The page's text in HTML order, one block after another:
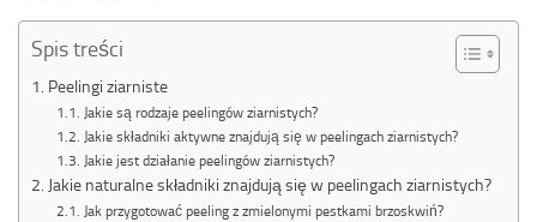
Spis treści
Peelingi ziarniste
Jakie są rodzaje peelingów ziarnistych?
Jakie składniki aktywne znajdują się w peelingach ziarnistych?
Jakie jest działanie peelingów ziarnistych?
Jakie naturalne składniki znajdują się w peelingach ziarnistych?
Jak przygotować peeling z zmielonymi pestkami brzoskwiń?